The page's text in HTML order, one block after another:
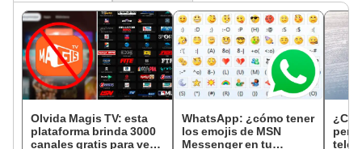
Olvida Magis TV: esta
plataforma brinda 3000
canales gratis para ver
WhatsApp: ¿cómo tener
los emojis de MSN
Messenger en tu